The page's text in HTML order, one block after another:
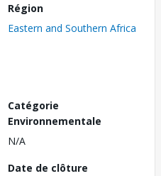
Région
Eastern and Southern Africa
Catégorie
Environnementale
N/A
Date de clôture